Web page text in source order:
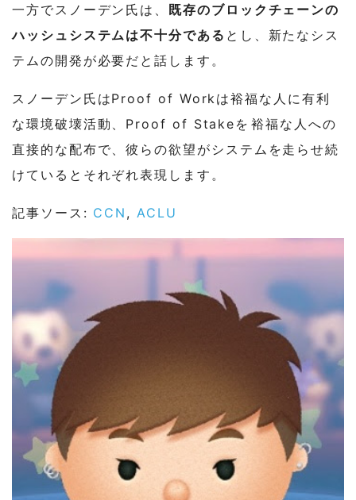
一方でスノーデン氏は、 既存のブロックチェーンの
ハッシュシステムは不十分である とし、新たなシス
テムの開発が必要だと話します。
スノーデン氏はProof of Workは裕福な人に有利
な環境破壊活動、Proof of Stakeを裕福な人への
直接的な配布で、彼らの欲望がシステムを走らせ続
けているとそれぞれ表現します。
記事ソース: CCN , ACLU